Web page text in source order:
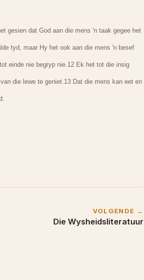
gesien dat God aan die mens 'n taak gegee het
tyd, maar Hy het ook aan die mens 'n besef
einde nie begryp nie.12 Ek het tot die insig
die lewe te geniet.13 Dat die mens kan eet en
VOLGENDE →
Die Wysheidsliteratuur